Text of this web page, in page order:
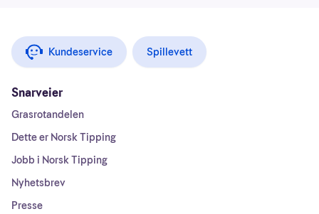
Kundeservice Spillevett
Snarveier
Grasrotandelen
Dette er Norsk Tipping
Jobb i Norsk Tipping
Nyhetsbrev
Presse